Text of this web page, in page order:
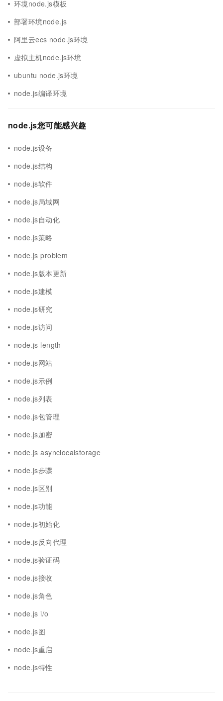
环境node.js模板
部署环境node.js
阿里云ecs node.js环境
虚拟主机node.js环境
ubuntu node.js环境
node.js编译环境
node.js您可能感兴趣
node.js设备
node.js结构
node.js软件
node.js局域网
node.js自动化
node.js策略
node.js problem
node.js版本更新
node.js建模
node.js研究
node.js访问
node.js length
node.js网站
node.js示例
node.js列表
node.js包管理
node.js加密
node.js asynclocalstorage
node.js步骤
node.js区别
node.js功能
node.js初始化
node.js反向代理
node.js验证码
node.js接收
node.js角色
node.js i/o
node.js图
node.js重启
node.js特性